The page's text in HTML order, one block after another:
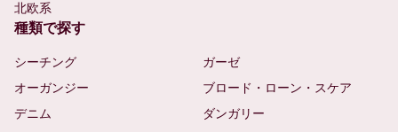
北欧系
種類で探す
シーチング
ガーゼ
オーガンジー
ブロード・ローン・スケア
デニム
ダンガリー